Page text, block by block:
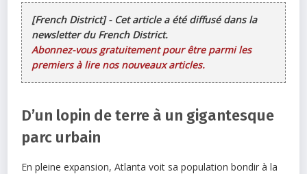
[French District] - Cet article a été diffusé dans la
newsletter du French District.
Abonnez-vous gratuitement pour être parmi les
premiers à lire nos nouveaux articles.
D’un lopin de terre à un gigantesque
parc urbain
En pleine expansion, Atlanta voit sa population bondir à la